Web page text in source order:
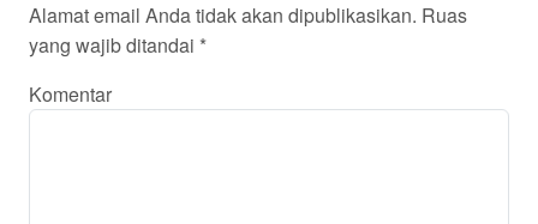
Alamat email Anda tidak akan dipublikasikan. Ruas
yang wajib ditandai *
Komentar